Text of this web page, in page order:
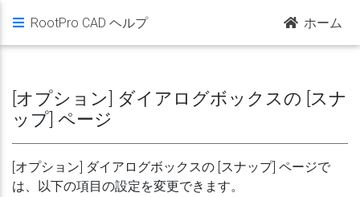
RootPro CAD ヘルプ ホーム
[オプション] ダイアログボックスの [スナ
ップ] ページ
[オプション] ダイアログボックスの [スナップ] ページで
は、以下の項目の設定を変更できます。